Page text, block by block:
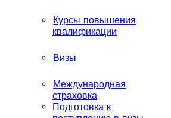
Курсы повышения
квалификации
Визы
Международная
страховка
Подготовка к